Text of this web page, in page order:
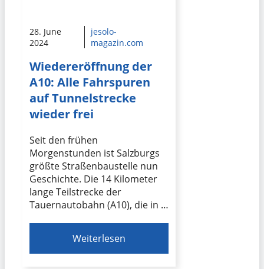
28. June
2024
jesolo-
magazin.com
Wiedereröffnung der
A10: Alle Fahrspuren
auf Tunnelstrecke
wieder frei
Seit den frühen
Morgenstunden ist Salzburgs
größte Straßenbaustelle nun
Geschichte. Die 14 Kilometer
lange Teilstrecke der
Tauernautobahn (A10), die in …
Weiterlesen